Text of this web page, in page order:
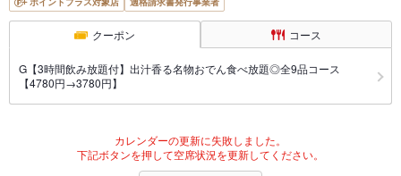
クーポン コース
G【3時間飲み放題付】出汁香る名物おでん食べ放題◎全9品コース
【4780円→3780円】
カレンダーの更新に失敗しました。
下記ボタンを押して空席状況を更新してください。